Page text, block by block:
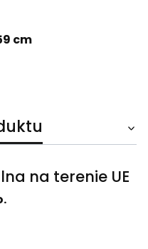
cm
na terenie UE